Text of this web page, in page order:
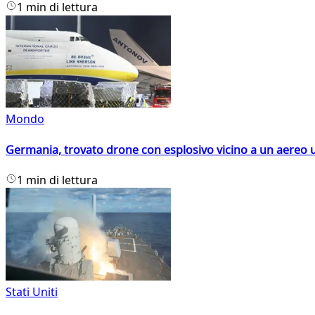
1 min di lettura
Mondo
Germania, trovato drone con esplosivo vicino a un aereo
1 min di lettura
Stati Uniti